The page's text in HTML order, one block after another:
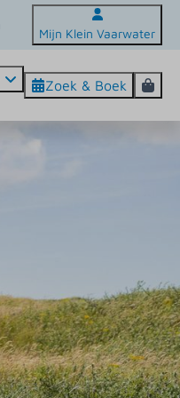
Mijn Klein Vaarwater
Zoek & Boek